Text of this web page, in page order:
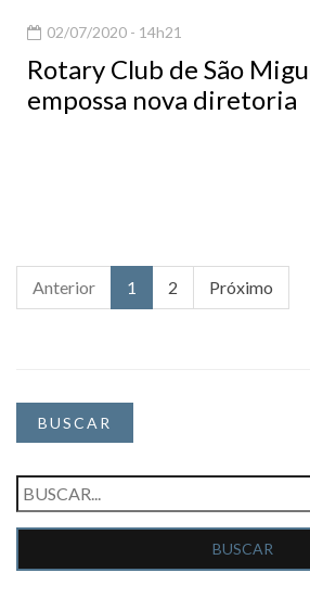
02/07/2020 - 14h21
Rotary Club de São
empossa nova diretoria
Anterior 1 2 Próximo
BUSCAR